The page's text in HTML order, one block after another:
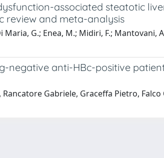
associated steatotic
review and meta-analysis
G.; Enea, M.; Midiri, F.; Mantovani,
anti-HBc-positive
Gabriele, Graceffa Pietro,